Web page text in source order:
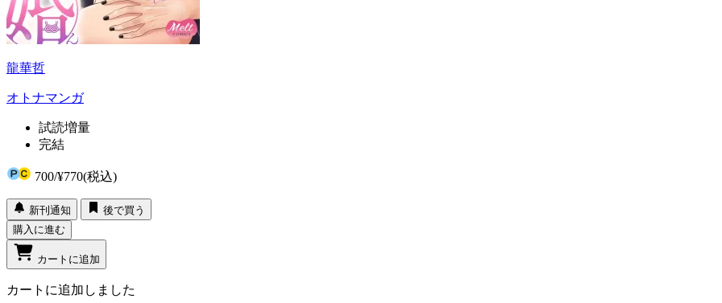
龍華哲
オトナマンガ
試読増量
完結
700/¥770(税込)
新刊通知
後で買う
購入に進む
カートに追加
カートに追加しました